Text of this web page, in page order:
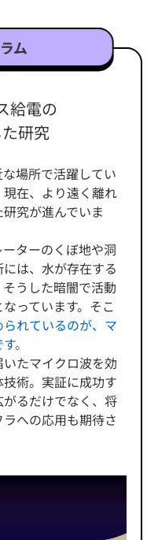
ム
給電の
研究
場所で活躍してい
在、より遠く離れ
究が進んでいま
ターのくぼ地や洞
は、水が存在する
うした暗闇で活動
っています。そこ
れているのが、マ
。
たマイクロ波を効
術。実証に成功す
るだけでなく、将
への応用も期待さ